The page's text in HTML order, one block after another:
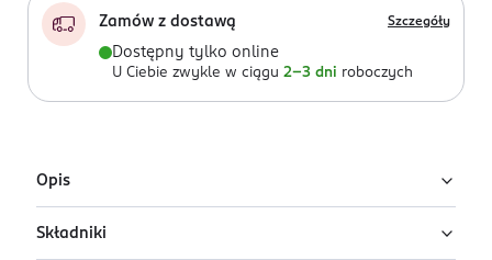
Zamów z dostawą Szczegóły
Dostępny tylko online
U Ciebie zwykle w ciągu 2-3 dni roboczych
Opis
Wielofunkcyjny krem BB Missha Perfect Cover w
Składniki